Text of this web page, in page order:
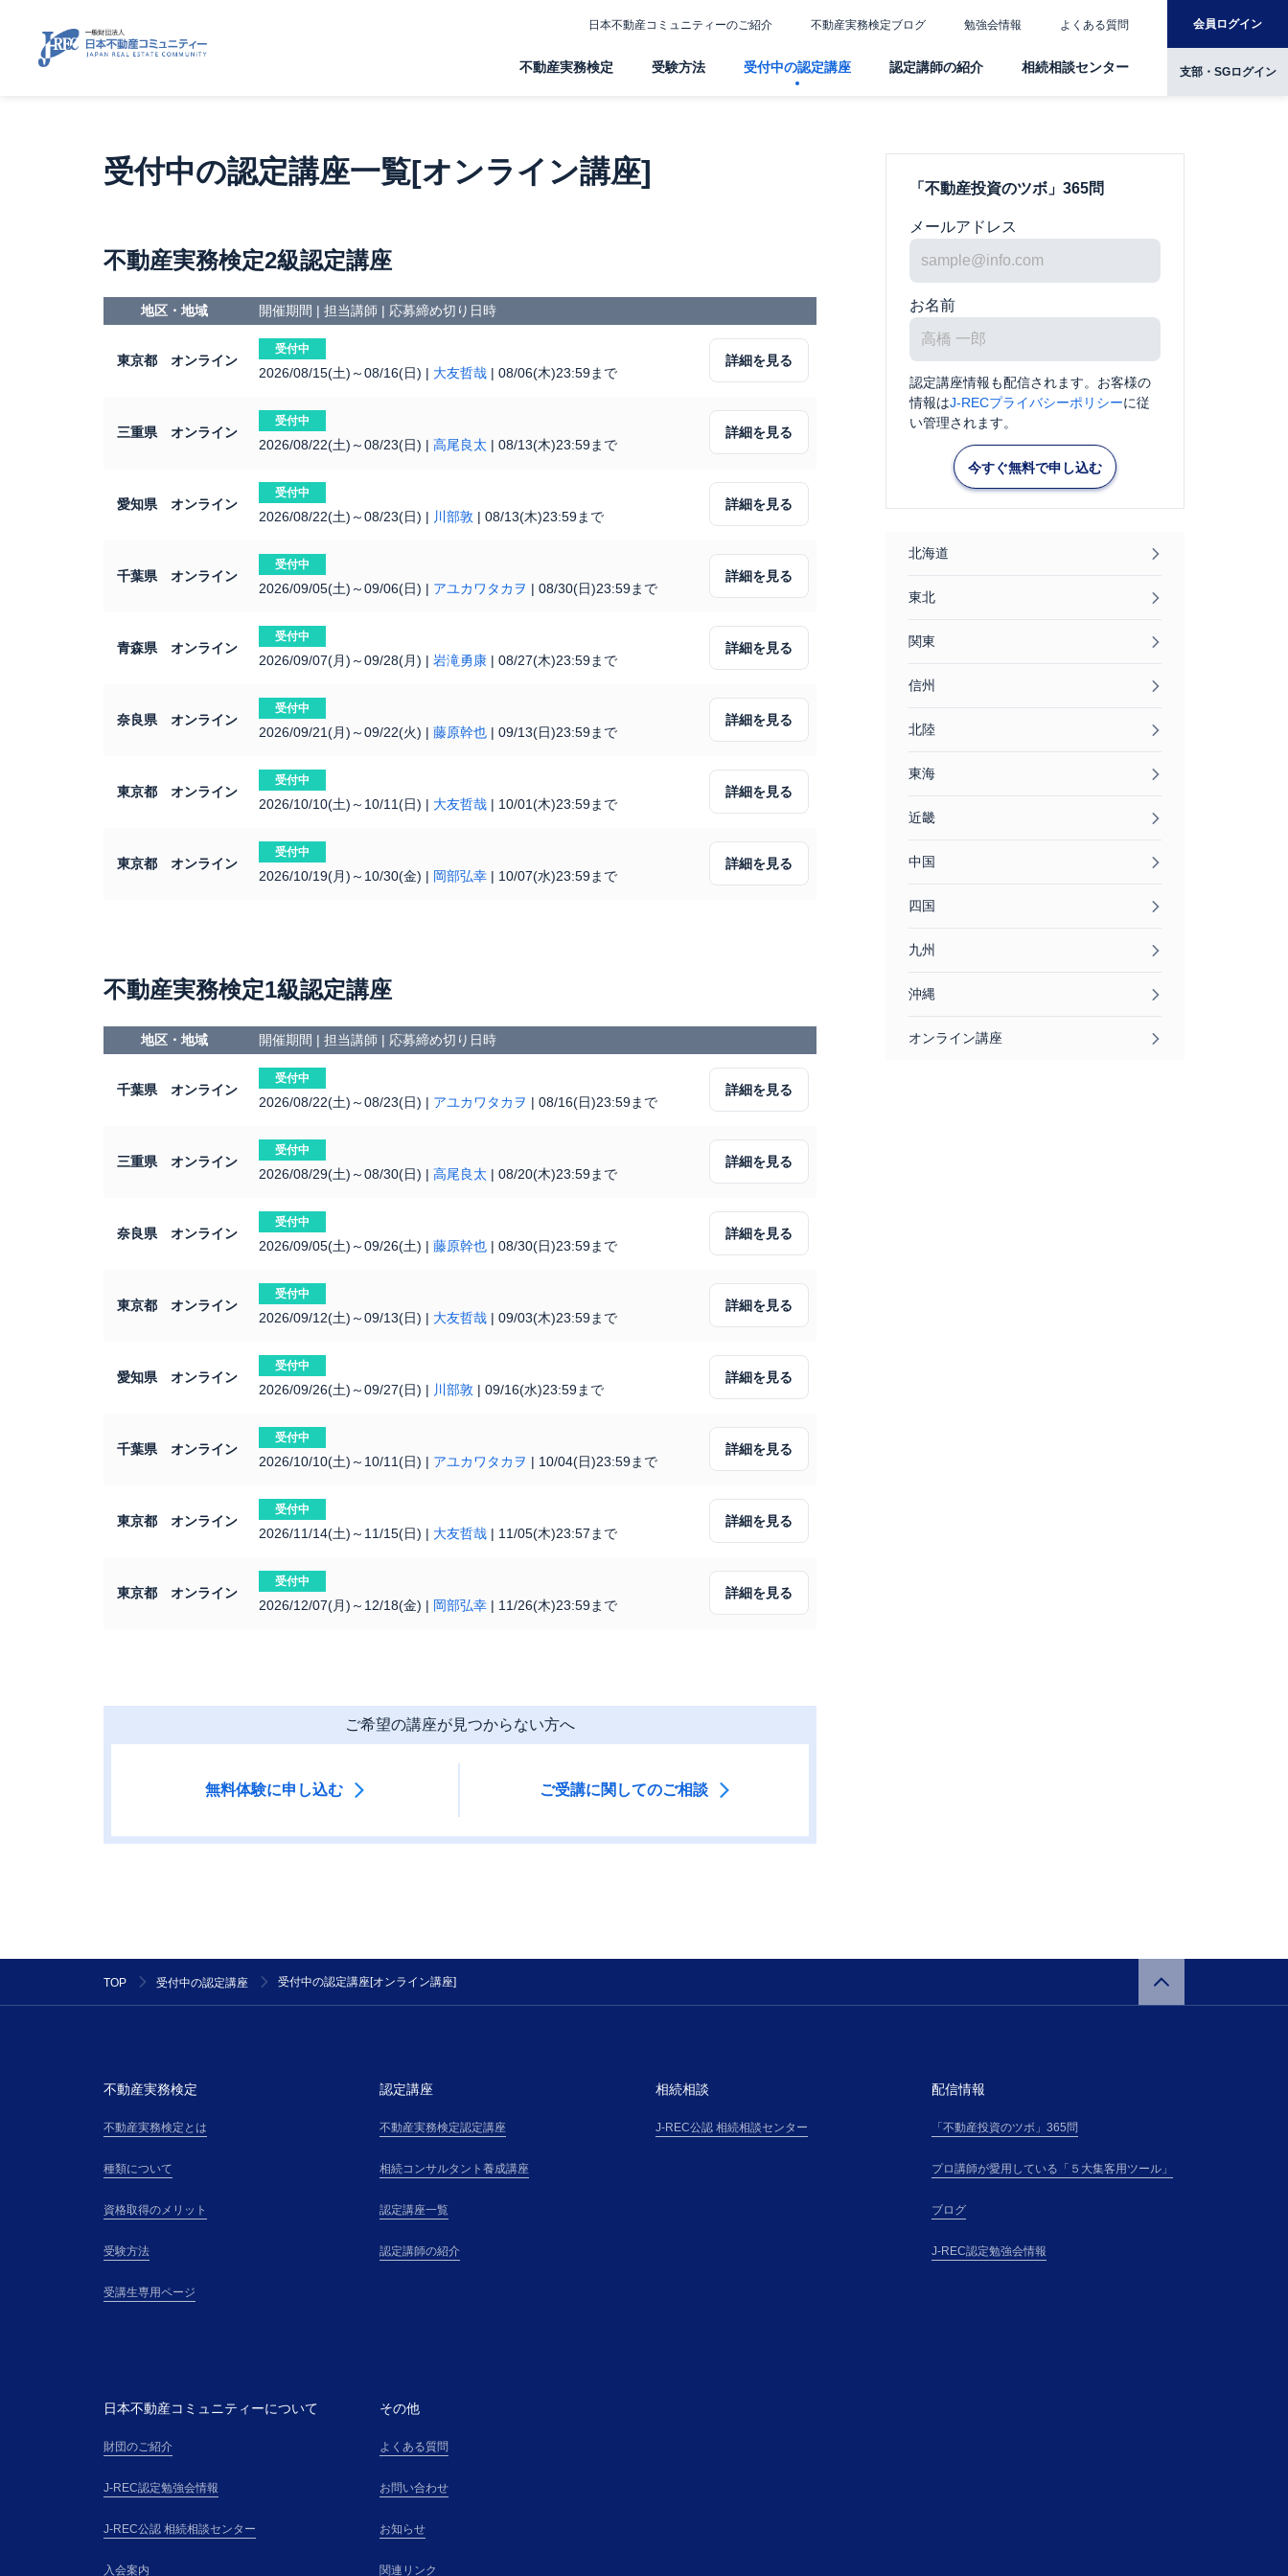
日本不動産コミュニティーのご紹介 不動産実務検定ブログ 勉強会情報 よくある質問 会員ログイン
不動産実務検定 受験方法 受付中の認定講座 認定講師の紹介 相続相談センター 支部・SGログイン
受付中の認定講座一覧[オンライン講座]
不動産実務検定2級認定講座
地区・地域 開催期間 | 担当講師 | 応募締め切り日時
東京都 オンライン
受付中
2026/08/15(土)～08/16(日) | 大友哲哉 | 08/06(木)23:59まで
詳細を見る
三重県 オンライン
受付中
2026/08/22(土)～08/23(日) | 高尾良太 | 08/13(木)23:59まで
詳細を見る
愛知県 オンライン
受付中
2026/08/22(土)～08/23(日) | 川部敦 | 08/13(木)23:59まで
詳細を見る
千葉県 オンライン
受付中
2026/09/05(土)～09/06(日) | アユカワタカヲ | 08/30(日)23:59まで
詳細を見る
青森県 オンライン
受付中
2026/09/07(月)～09/28(月) | 岩滝勇康 | 08/27(木)23:59まで
詳細を見る
奈良県 オンライン
受付中
2026/09/21(月)～09/22(火) | 藤原幹也 | 09/13(日)23:59まで
詳細を見る
東京都 オンライン
受付中
2026/10/10(土)～10/11(日) | 大友哲哉 | 10/01(木)23:59まで
詳細を見る
東京都 オンライン
受付中
2026/10/19(月)～10/30(金) | 岡部弘幸 | 10/07(水)23:59まで
詳細を見る
不動産実務検定1級認定講座
地区・地域 開催期間 | 担当講師 | 応募締め切り日時
千葉県 オンライン
受付中
2026/08/22(土)～08/23(日) | アユカワタカヲ | 08/16(日)23:59まで
詳細を見る
三重県 オンライン
受付中
2026/08/29(土)～08/30(日) | 高尾良太 | 08/20(木)23:59まで
詳細を見る
奈良県 オンライン
受付中
2026/09/05(土)～09/26(土) | 藤原幹也 | 08/30(日)23:59まで
詳細を見る
東京都 オンライン
受付中
2026/09/12(土)～09/13(日) | 大友哲哉 | 09/03(木)23:59まで
詳細を見る
愛知県 オンライン
受付中
2026/09/26(土)～09/27(日) | 川部敦 | 09/16(水)23:59まで
詳細を見る
千葉県 オンライン
受付中
2026/10/10(土)～10/11(日) | アユカワタカヲ | 10/04(日)23:59まで
詳細を見る
東京都 オンライン
受付中
2026/11/14(土)～11/15(日) | 大友哲哉 | 11/05(木)23:57まで
詳細を見る
東京都 オンライン
受付中
2026/12/07(月)～12/18(金) | 岡部弘幸 | 11/26(木)23:59まで
詳細を見る
ご希望の講座が見つからない方へ
無料体験に申し込む ご受講に関してのご相談
「不動産投資のツボ」365問
メールアドレス
お名前
認定講座情報も配信されます。お客様の
情報はJ-RECプライバシーポリシーに従
い管理されます。
今すぐ無料で申し込む
北海道
東北
関東
信州
北陸
東海
近畿
中国
四国
九州
沖縄
オンライン講座
TOP 受付中の認定講座 受付中の認定講座[オンライン講座]
不動産実務検定
不動産実務検定とは
種類について
資格取得のメリット
受験方法
受講生専用ページ
認定講座
不動産実務検定認定講座
相続コンサルタント養成講座
認定講座一覧
認定講師の紹介
相続相談
J-REC公認 相続相談センター
配信情報
「不動産投資のツボ」365問
プロ講師が愛用している「５大集客用ツール」
ブログ
J-REC認定勉強会情報
日本不動産コミュニティーについて
財団のご紹介
J-REC認定勉強会情報
J-REC公認 相続相談センター
入会案内
その他
よくある質問
お問い合わせ
お知らせ
関連リンク